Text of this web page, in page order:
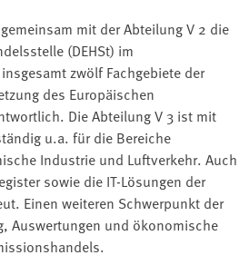
mit der Abteilung V 2 die
(DEHSt) im
zwölf Fachgebiete der
des Europäischen
Die Abteilung V 3 ist mit
u.a. für die Bereiche
Industrie und Luftverkehr. Auch
sowie die IT-Lösungen der
Einen weiteren Schwerpunkt der
, Auswertungen und ökonomische